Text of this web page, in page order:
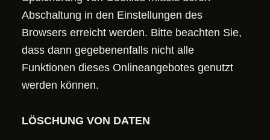
Abschaltung in den Einstellungen des
Browsers erreicht werden. Bitte beachten Sie,
dass dann gegebenenfalls nicht alle
Funktionen dieses Onlineangebotes genutzt
werden können.
LÖSCHUNG VON DATEN